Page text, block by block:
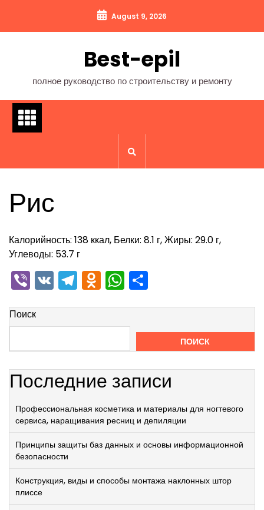
содержимому
August 9, 2026
Best-epil
полное руководство по строительству и ремонту
Рис
Калорийность: 138 ккал, Белки: 8.1 г, Жиры: 29.0 г,
Углеводы: 53.7 г
Viber
VKTelegram
Odnoklassniki
WhatsApp
Поиск
ПОИСК
Последние записи
Профессиональная косметика и материалы для ногтевого
сервиса, наращивания ресниц и депиляции
Принципы защиты баз данных и основы информационной
безопасности
Конструкция, виды и способы монтажа наклонных штор
плиссе